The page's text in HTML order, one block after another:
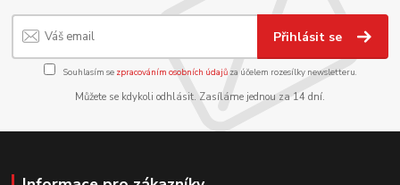
Přihlásit se
Souhlasím se zpracováním osobních údajůza účelem rozesílky newsletteru.
Můžete se kdykoli odhlásit. Zasíláme jednou za 14 dní.